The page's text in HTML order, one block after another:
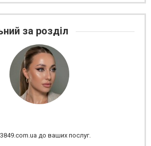
за розділ
до ваших послуг.